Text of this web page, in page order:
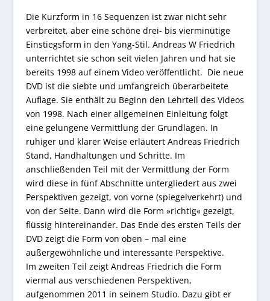
Die Kurzform in 16 Sequenzen ist zwar nicht sehr
verbreitet, aber eine schöne drei- bis vierminütige
Einstiegsform in den Yang-Stil. Andreas W Friedrich
unterrichtet sie schon seit vielen Jahren und hat sie
bereits 1998 auf einem Video veröffentlicht. Die neue
DVD ist die siebte und umfangreich überarbeitete
Auflage. Sie enthält zu Beginn den Lehrteil des Videos
von 1998. Nach einer allgemeinen Einleitung folgt
eine gelungene Vermittlung der Grundlagen. In
ruhiger und klarer Weise erläutert Andreas Friedrich
Stand, Handhaltungen und Schritte. Im
anschließenden Teil mit der Vermittlung der Form
wird diese in fünf Abschnitte untergliedert aus zwei
Perspektiven gezeigt, von vorne (spiegelverkehrt) und
von der Seite. Dann wird die Form »richtig« gezeigt,
flüssig hintereinander. Das Ende des ersten Teils der
DVD zeigt die Form von oben – mal eine
außergewöhnliche und interessante Perspektive.
Im zweiten Teil zeigt Andreas Friedrich die Form
viermal aus verschiedenen Perspektiven,
aufgenommen 2011 in seinem Studio. Dazu gibt er